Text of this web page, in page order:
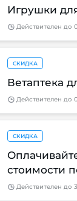
Игрушки
Действителен до
СКИДКА
Ветаптека
Действителен до
СКИДКА
стоимости
Действителен до